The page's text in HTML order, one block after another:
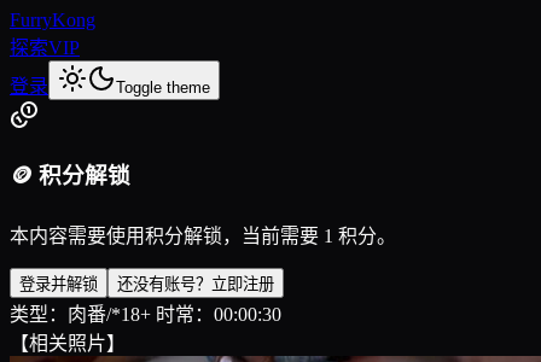
FurryKong
探索VIP
登录
Toggle theme
🪙 积分解锁
本内容需要使用积分解锁，当前需要 1 积分。
登录并解锁 还没有账号？立即注册
类型：肉番/*18+ 时常：00:00:30
【相关照片】